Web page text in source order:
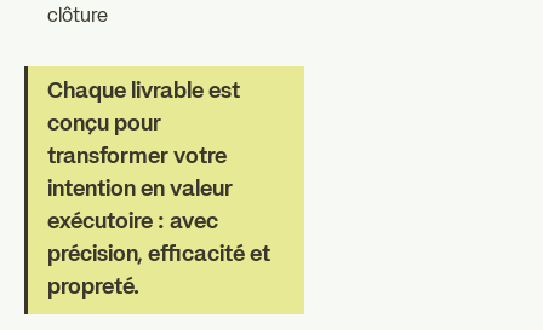
clôture
Chaque livrable est
conçu pour
transformer votre
intention en valeur
exécutoire : avec
précision, efficacité et
propreté.